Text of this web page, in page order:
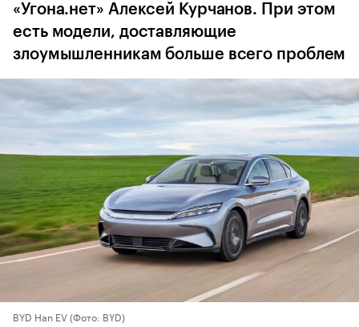
«Угона.нет» Алексей Курчанов. При этом
есть модели, доставляющие
злоумышленникам больше всего проблем
BYD Han EV(Фото: BYD)